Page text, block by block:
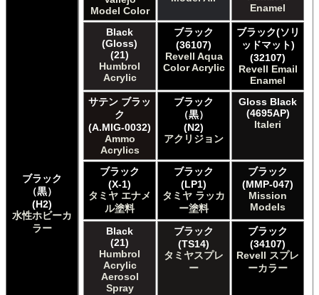
Meng Meng Color
Mig Jimenez Ammo Acrylics
Mig Jimenez Atom
Mission Models Mission Models
Mr. Paint MRP Mr Paint Products
Repear Miniatures Master Series
Revell of Germany Revell Aqua Color Acrylic
Revell of Germany Revell Email Enamel
Revell of Germany Revell スプレーカラー
Testors of Rust-Oleum Group Testors Model Master
Testors of Rust-Oleum Group Testors Model Master
Enamel
The Army Painter Army Painter
The Army Painter Speedpaint
The Army Painter Warpaints Air
The Army Painter Warpaints Fanatic
The Scale Modellers Supply Master Series Paints Bones
The Scale Modellers Supply SMS
Xtracolor Xtracolor
ガイアノーツ ガイア エナメル カラー
ブラック
（黒）
(H2)
水性ホビーカ
ラー
Model Color
Enamel
Black
(Gloss)
(21)
Humbrol
Acrylic
ブラック
(36107)
Revell Aqua
Color Acrylic
ブラック(ソリ
ッドマット)
(32107)
Revell Email
Enamel
サテン ブラッ
ク
(A.MIG-0032)
Ammo
Acrylics
ブラック
（黒）
(N2)
アクリジョン
Gloss Black
(4695AP)
Italeri
ブラック
(X-1)
タミヤ エナメ
ル塗料
ブラック
(LP1)
タミヤ ラッカ
ー塗料
ブラック
(MMP-047)
Mission
Models
Black
(21)
Humbrol
Acrylic
Aerosol
Spray
ブラック
(TS14)
タミヤスプレ
ー
ブラック
(34107)
Revell スプレ
ーカラー